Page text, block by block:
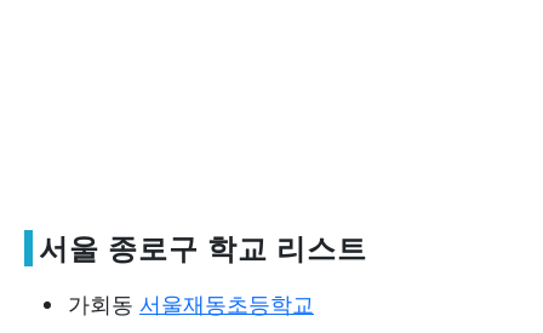
서울 종로구 학교 리스트
가회동 서울재동초등학교